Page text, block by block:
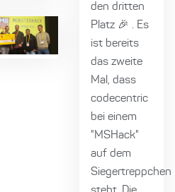
den dritten
Platz 🎉 . Es
ist bereits
das zweite
Mal, dass
codecentric
bei einem
"MSHack"
auf dem
Siegertreppchen